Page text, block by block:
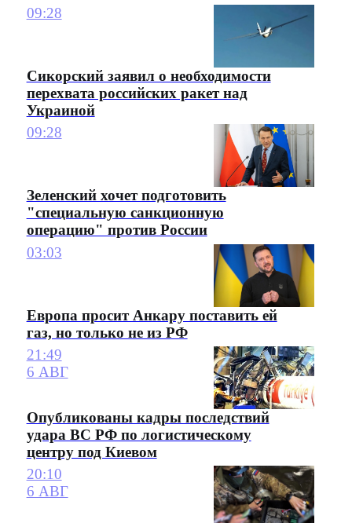
09:28
Сикорский заявил о необходимости
перехвата российских ракет над
Украиной
09:28
Зеленский хочет подготовить
"специальную санкционную
операцию" против России
03:03
Европа просит Анкару поставить ей
газ, но только не из РФ
21:49
6 АВГ
Опубликованы кадры последствий
удара ВС РФ по логистическому
центру под Киевом
20:10
6 АВГ